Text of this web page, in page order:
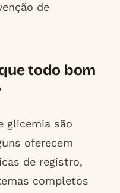
de
todo bom
glicemia são
oferecem
de registro,
completos